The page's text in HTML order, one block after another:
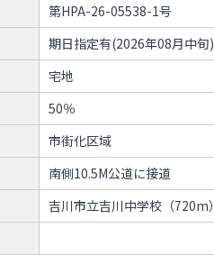
第HPA-26-05538-1号
期日指定有(2026年08月中旬)
宅地
50％
市街化区域
南側10.5M公道に接道
吉川市立吉川中学校（720m）